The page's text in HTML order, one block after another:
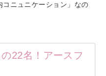
ニュニケーション」なの
22名！アースフ